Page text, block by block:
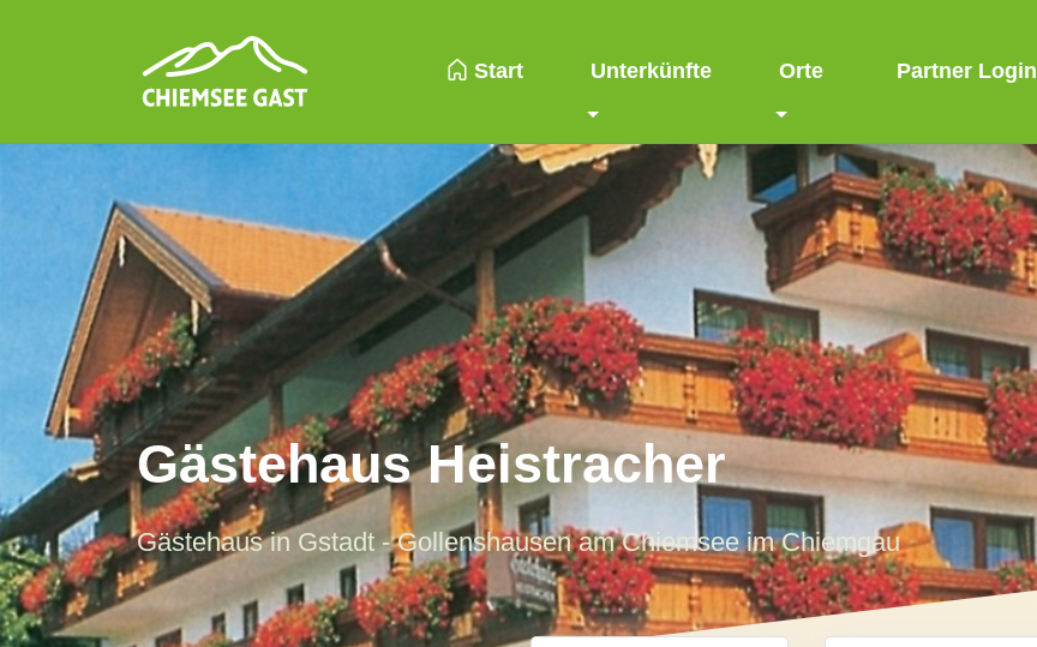
Start Unterkünfte Orte Partner Login
Gästehaus Heistracher
Gästehaus in Gstadt - Gollenshausen am Chiemsee im Chiemgau